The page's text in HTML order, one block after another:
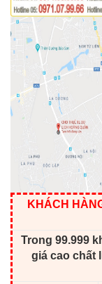
KHÁCH
Trong 99.999
giá cao chất